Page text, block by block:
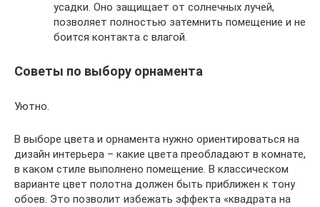
усадки. Оно защищает от солнечных лучей,
позволяет полностью затемнить помещение и не
боится контакта с влагой.
Советы по выбору орнамента
Уютно.
В выборе цвета и орнамента нужно ориентироваться на
дизайн интерьера – какие цвета преобладают в комнате,
в каком стиле выполнено помещение. В классическом
варианте цвет полотна должен быть приближен к тону
обоев. Это позволит избежать эффекта «квадрата на